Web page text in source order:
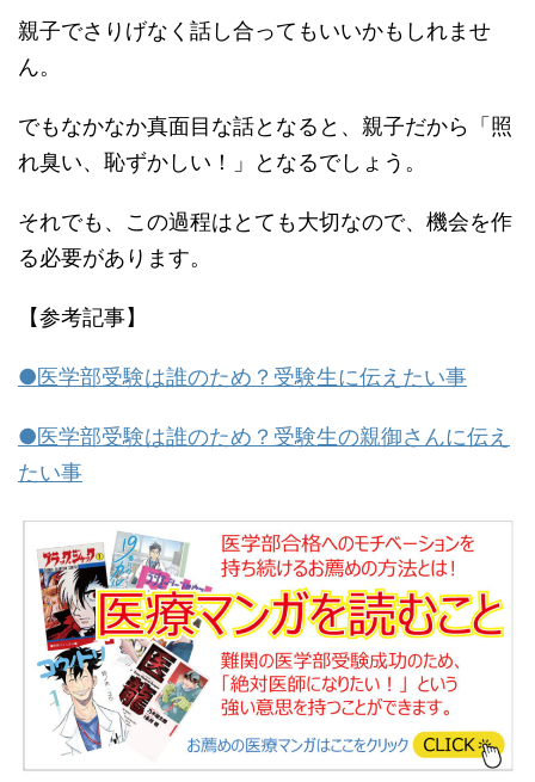
親子でさりげなく話し合ってもいいかもしれませ
ん。
でもなかなか真面目な話となると、親子だから「照
れ臭い、恥ずかしい！」となるでしょう。
それでも、この過程はとても大切なので、機会を作
る必要があります。
【参考記事】
●医学部受験は誰のため？受験生に伝えたい事
●医学部受験は誰のため？受験生の親御さんに伝え
たい事